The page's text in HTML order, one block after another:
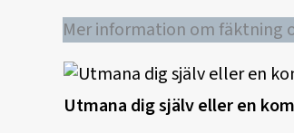
Mer information om fäktning
Utmana dig själv eller en